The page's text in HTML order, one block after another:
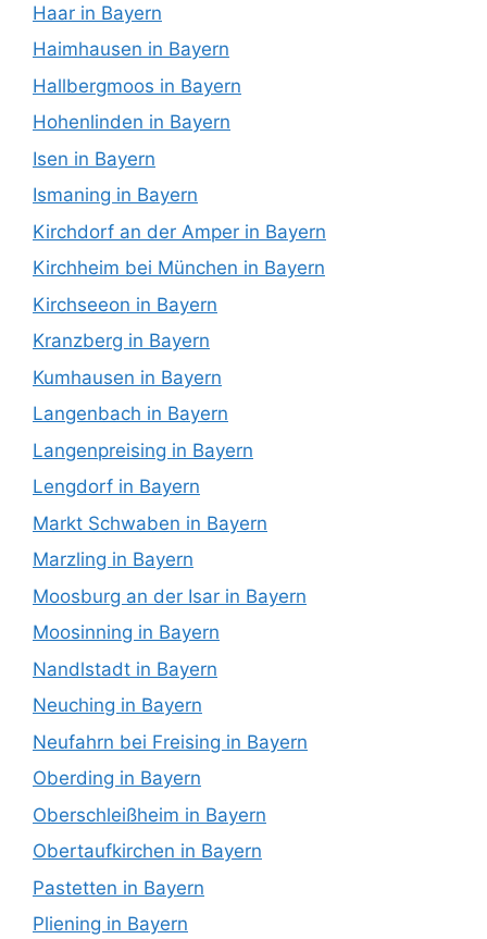
Haar in Bayern
Haimhausen in Bayern
Hallbergmoos in Bayern
Hohenlinden in Bayern
Isen in Bayern
Ismaning in Bayern
Kirchdorf an der Amper in Bayern
Kirchheim bei München in Bayern
Kirchseeon in Bayern
Kranzberg in Bayern
Kumhausen in Bayern
Langenbach in Bayern
Langenpreising in Bayern
Lengdorf in Bayern
Markt Schwaben in Bayern
Marzling in Bayern
Moosburg an der Isar in Bayern
Moosinning in Bayern
Nandlstadt in Bayern
Neuching in Bayern
Neufahrn bei Freising in Bayern
Oberding in Bayern
Oberschleißheim in Bayern
Obertaufkirchen in Bayern
Pastetten in Bayern
Pliening in Bayern